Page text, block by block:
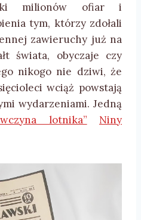
milionów ofiar i
tym, którzy zdołali
zawieruchy już na
świata, obyczaje czy
nikogo nie dziwi, że
wciąż powstają
wydarzeniami. Jedną
lotnika”
Niny